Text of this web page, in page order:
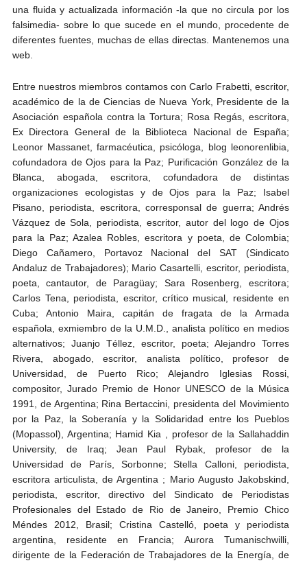
una fluida y actualizada información -la que no circula por los
falsimedia- sobre lo que sucede en el mundo, procedente de
diferentes fuentes, muchas de ellas directas. Mantenemos una
web.
Entre nuestros miembros contamos con Carlo Frabetti, escritor,
académico de la de Ciencias de Nueva York, Presidente de la
Asociación española contra la Tortura; Rosa Regás, escritora,
Ex Directora General de la Biblioteca Nacional de España;
Leonor Massanet, farmacéutica, psicóloga, blog leonorenlibia,
cofundadora de Ojos para la Paz; Purificación González de la
Blanca, abogada, escritora, cofundadora de distintas
organizaciones ecologistas y de Ojos para la Paz; Isabel
Pisano, periodista, escritora, corresponsal de guerra; Andrés
Vázquez de Sola, periodista, escritor, autor del logo de Ojos
para la Paz; Azalea Robles, escritora y poeta, de Colombia;
Diego Cañamero, Portavoz Nacional del SAT (Sindicato
Andaluz de Trabajadores); Mario Casartelli, escritor, periodista,
poeta, cantautor, de Paragüay; Sara Rosenberg, escritora;
Carlos Tena, periodista, escritor, crítico musical, residente en
Cuba; Antonio Maira, capitán de fragata de la Armada
española, exmiembro de la U.M.D., analista político en medios
alternativos; Juanjo Téllez, escritor, poeta; Alejandro Torres
Rivera, abogado, escritor, analista político, profesor de
Universidad, de Puerto Rico; Alejandro Iglesias Rossi,
compositor, Jurado Premio de Honor UNESCO de la Música
1991, de Argentina; Rina Bertaccini, presidenta del Movimiento
por la Paz, la Soberanía y la Solidaridad entre los Pueblos
(Mopassol), Argentina; Hamid Kia , profesor de la Sallahaddin
University, de Iraq; Jean Paul Rybak, profesor de la
Universidad de París, Sorbonne; Stella Calloni, periodista,
escritora articulista, de Argentina ; Mario Augusto Jakobskind,
periodista, escritor, directivo del Sindicato de Periodistas
Profesionales del Estado de Rio de Janeiro, Premio Chico
Méndes 2012, Brasil; Cristina Castelló, poeta y periodista
argentina, residente en Francia; Aurora Tumanischwilli,
dirigente de la Federación de Trabajadores de la Energía, de